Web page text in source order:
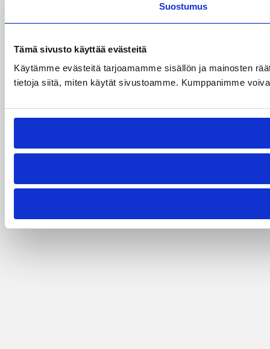
Suostumus
Tämä sivusto käyttää evästeitä
Käytämme evästeitä tarjoamamme sisällön ja mainosten
tietoja siitä, miten käytät sivustoamme. Kumppanimme